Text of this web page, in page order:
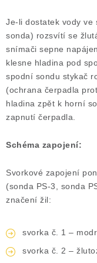
Je-li dostatek vody ve
sonda) rozsvítí se
snímači sepne
klesne hladina pod
spodní sondu stykač
(ochrana čerpadla
hladina zpět k horní
zapnutí čerpadla.
Schéma zapojení:
Svorkové zapojení
(sonda PS-3, sonda
značení žil:
svorka č. 1 –
svorka č. 2 –